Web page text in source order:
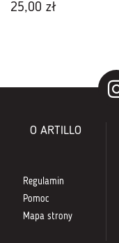
25,00 zł
O ARTILLO
Regulamin
Pomoc
Mapa strony